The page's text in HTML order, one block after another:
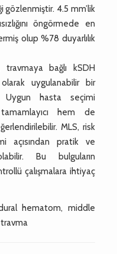
gözlenmiştir. 4.5 mm’lik
öngörmede en
olup %78 duyarlılık
travmaya bağlı kSDH
uygulanabilir bir
Uygun hasta seçimi
hem de
MLS, risk
açısından pratik ve
Bu bulguların
çalışmalara ihtiyaç
hematom, middle